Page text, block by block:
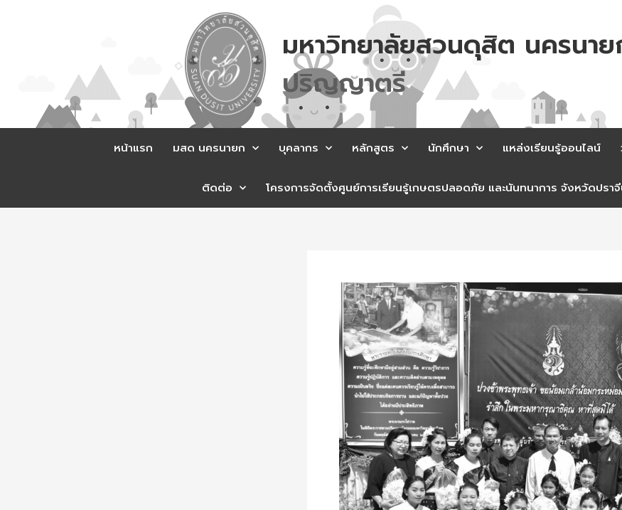
มหาวิทยาลัยสวนดุสิต นครนา
ปรญญาตร
หน้าแรก มสด นครนายก บุคลากร หลักสูตร นักศึกษา แหล่งเรียนรู้ออนไลน์
ติดต่อ โครงการจัดตั้งศูนย์การเรียนรู้เกษตรปลอดภัย และนันทนาการ จังหวัดปรา